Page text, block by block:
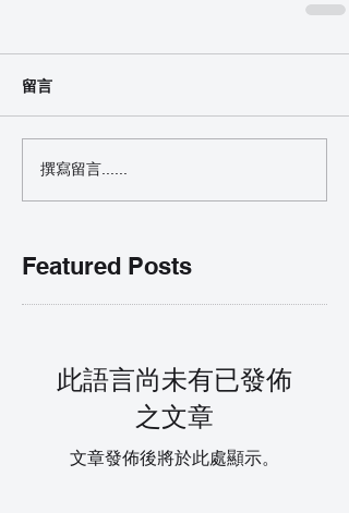
留言
撰寫留言......
Featured Posts
此語言尚未有已發佈
之文章
文章發佈後將於此處顯示。